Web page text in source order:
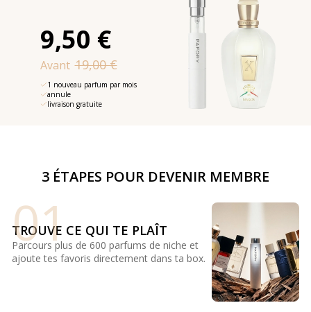
9,50 €
Avant 19,00 €
1 nouveau parfum par mois
annule
livraison gratuite
3 ÉTAPES POUR DEVENIR MEMBRE
01
TROUVE CE QUI TE PLAÎT
Parcours plus de 600 parfums de niche et
ajoute tes favoris directement dans ta box.